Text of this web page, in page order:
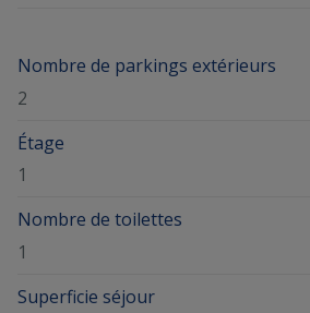
Nombre de parkings extérieurs
2
Étage
1
Nombre de toilettes
1
Superficie séjour